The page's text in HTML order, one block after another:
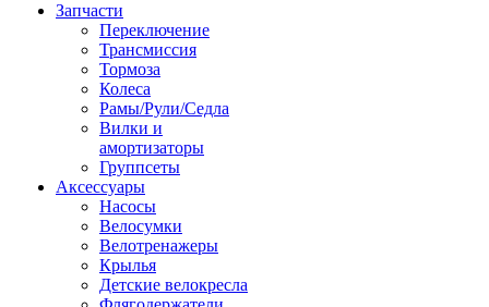
Запчасти
Переключение
Трансмиссия
Тормоза
Колеса
Рамы/Рули/Седла
Вилки и
амортизаторы
Группсеты
Аксессуары
Насосы
Велосумки
Велотренажеры
Крылья
Детские велокресла